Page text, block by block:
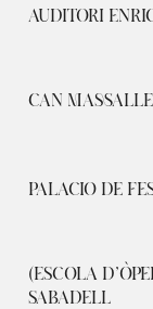
AUDITORI
CAN
PALACIO DE
(ESCOLA
SABADELL